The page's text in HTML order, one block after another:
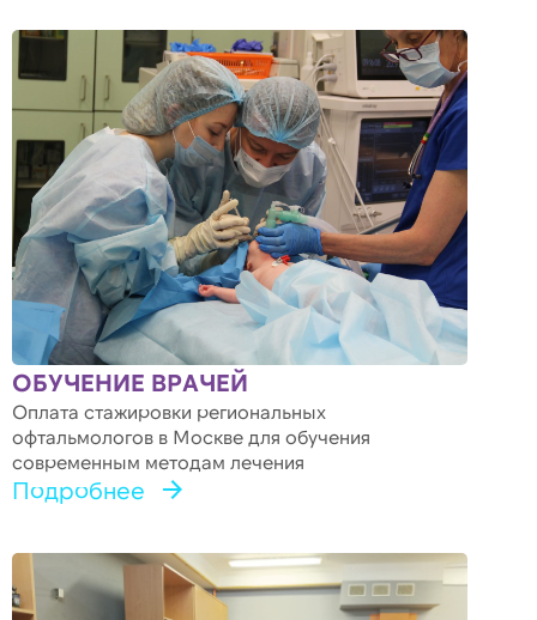
ОБУЧЕНИЕ ВРАЧЕЙ
Оплата стажировки региональных
офтальмологов в Москве для обучения
современным методам лечения
Подробнее